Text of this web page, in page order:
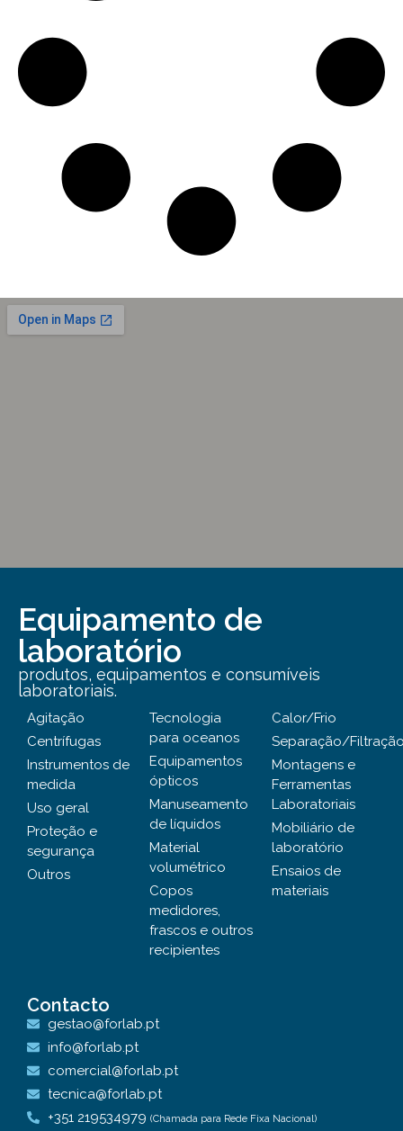
Equipamento de
laboratório
produtos, equipamentos e consumíveis
laboratoriais.
Agitação
Centrífugas
Instrumentos de
medida
Uso geral
Proteção e
segurança
Outros
Tecnologia
para oceanos
Equipamentos
ópticos
Manuseamento
de líquidos
Material
volumétrico
Copos
medidores,
frascos e outros
recipientes
Calor/Frio
Separação/
Montagens e
Ferramentas
Laboratoriais
Mobiliário de
laboratório
Ensaios de
materiais
Contacto
gestao@forlab.pt
info@forlab.pt
comercial@forlab.pt
tecnica@forlab.pt
+351 219534979 (Chamada para Rede Fixa Nacional)